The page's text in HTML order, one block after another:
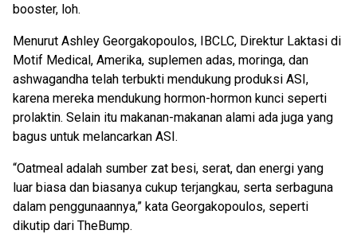
booster, loh.
Menurut Ashley Georgakopoulos, IBCLC, Direktur Laktasi di
Motif Medical, Amerika, suplemen adas, moringa, dan
ashwagandha telah terbukti mendukung produksi ASI,
karena mereka mendukung hormon-hormon kunci seperti
prolaktin. Selain itu makanan-makanan alami ada juga yang
bagus untuk melancarkan ASI.
“Oatmeal adalah sumber zat besi, serat, dan energi yang
luar biasa dan biasanya cukup terjangkau, serta serbaguna
dalam penggunaannya,” kata Georgakopoulos, seperti
dikutip dari TheBump.